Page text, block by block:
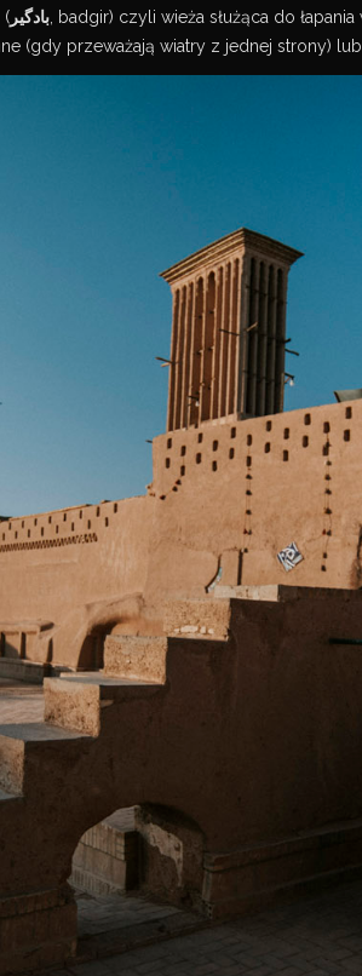
( بادگیر , badgir) czyli wieża służąca do
(gdy przeważają wiatry z jednej strony)